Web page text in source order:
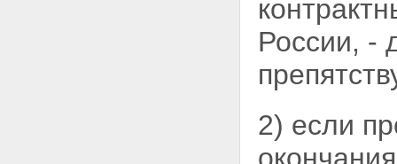
России, -
2) если